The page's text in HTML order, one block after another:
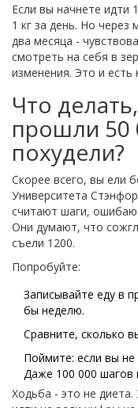
Если вы начнёте идти
1 кг за день. Но через
два месяца -
смотреть на себя в
изменения. Это и есть
Что
прошли 50
похудели?
Скорее всего, вы ели
Университета
считают шаги,
Они думают, что
съели 1200.
Попробуйте:
Записывайте еду в
бы неделю.
Сравните, сколько
Поймите: если вы
Даже 100 000 шагов
Ходьба - это не